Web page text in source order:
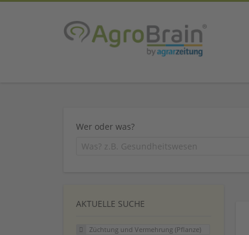
Wer oder was?
AKTUELLE SUCHE
Züchtung und Vermehrung (Pflanze)